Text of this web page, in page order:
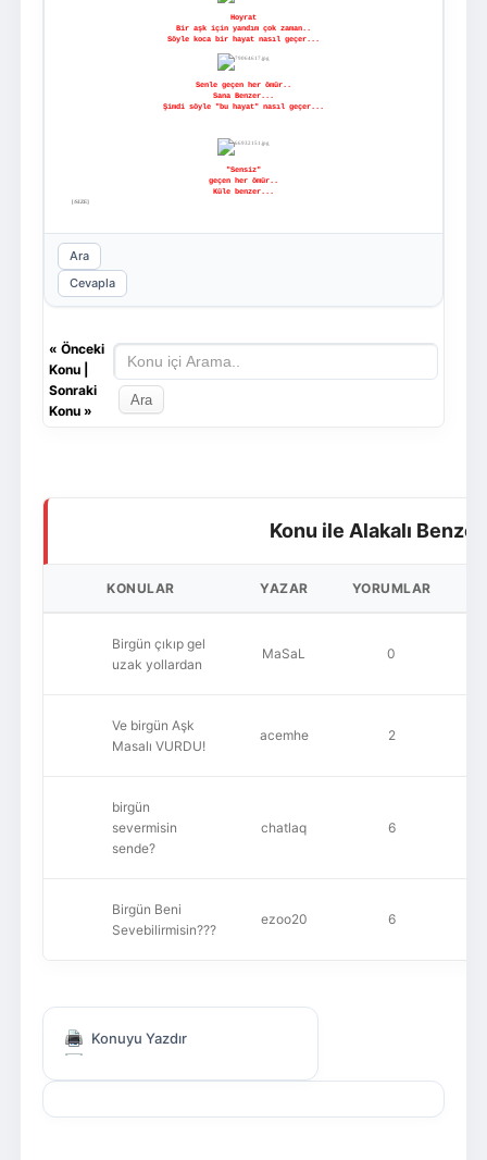
Hoyrat
Bir aşk için yandım çok zaman..
Söyle koca bir hayat nasıl geçer...
Senle geçen her ömür..
Sana Benzer...
Şimdi söyle "bu hayat" nasıl geçer...
"Sensiz"
geçen her ömür..
Küle benzer...
[/SIZE]
Ara
Cevapla
« Önceki
Konu|
Sonraki
Konu»
Konu ile Alakalı
KONULAR YAZAR YORUMLAR
Birgün çıkıp gel
uzak yollardan
MaSaL 0
Ve birgün Aşk
Masalı VURDU!
acemhe 2
birgün
severmisin
sende?
chatlaq 6
Birgün Beni
Sevebilirmisin???
ezoo20 6
Konuyu Yazdır